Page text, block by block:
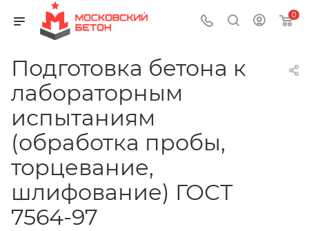
0
Подготовка бетона к
лабораторным
испытаниям
(обработка пробы,
торцевание,
шлифование) ГОСТ
7564-97